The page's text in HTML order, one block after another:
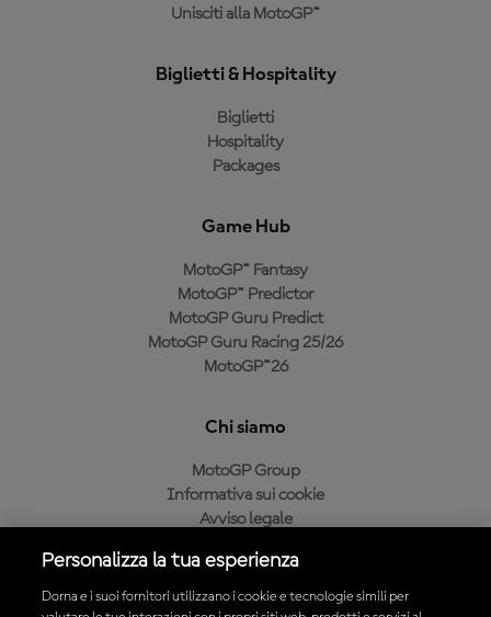
Unisciti alla MotoGP™
Biglietti & Hospitality
Biglietti
Hospitality
Packages
Game Hub
MotoGP™ Fantasy
MotoGP™ Predictor
MotoGP Guru Predict
MotoGP Guru Racing 25/26
MotoGP™26
Chi siamo
MotoGP Group
Informativa sui cookie
Avviso legale
Condizioni di acquisto
Personalizza la tua esperienza
Dorna e i suoi fornitori utilizzano i cookie e tecnologie simili per